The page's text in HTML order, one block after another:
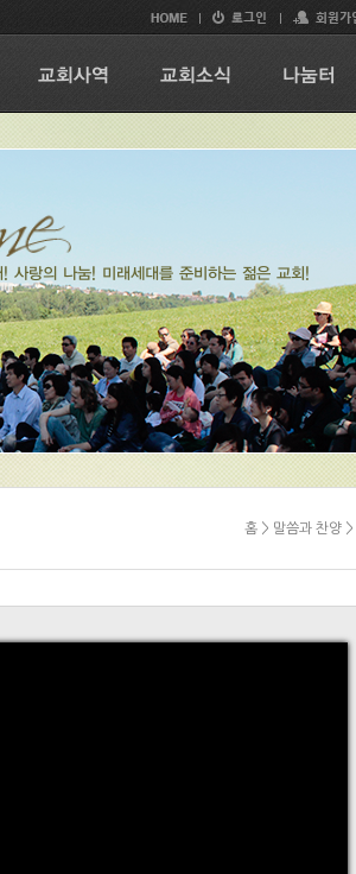
홈 > 말씀과 찬양 >